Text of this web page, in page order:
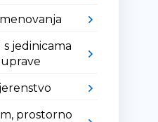
jedinicama
prostorno